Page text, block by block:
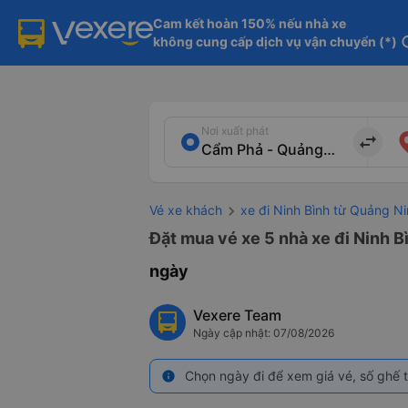
Cam kết hoàn 150% nếu nhà xe
không cung cấp dịch vụ vận chuyển (*)
Nơi xuất phát
import_export
Vé xe khách xe đi Ninh Bình từ Quảng
Đặt mua vé xe 5 nhà xe đi Ninh
ngày
Vexere Team
Ngày cập nhật: 07/08/2026
info Chọn ngày đi để xem giá vé, số